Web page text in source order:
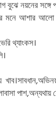
বুঝে নয়নের সঙ্গে
মনে আশার আলো
থ্যাংকস।
পাশ,অন্যথায়